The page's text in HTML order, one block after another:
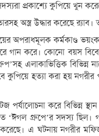
প্রকাশ্যে কুপিয়ে খুন
অস্ত্র উদ্ধার করেছে
অপরাধমূলক কর্মকাণ্ড
গান করে। কোনো বয়স
এলাকাভিত্তিক বিভিন্ন
কুপিয়ে হত্যা করা হয়
করে বিভিন্ন
‘ঈগল গ্রুপে’র
করেছে। এ ঘটনায়